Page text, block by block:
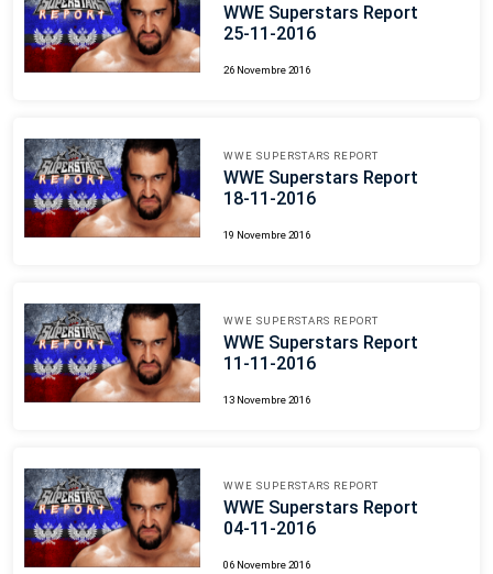
WWE Superstars Report
25-11-2016
26 Novembre 2016
WWE SUPERSTARS REPORT
WWE Superstars Report
18-11-2016
19 Novembre 2016
WWE SUPERSTARS REPORT
WWE Superstars Report
11-11-2016
13 Novembre 2016
WWE SUPERSTARS REPORT
WWE Superstars Report
04-11-2016
06 Novembre 2016